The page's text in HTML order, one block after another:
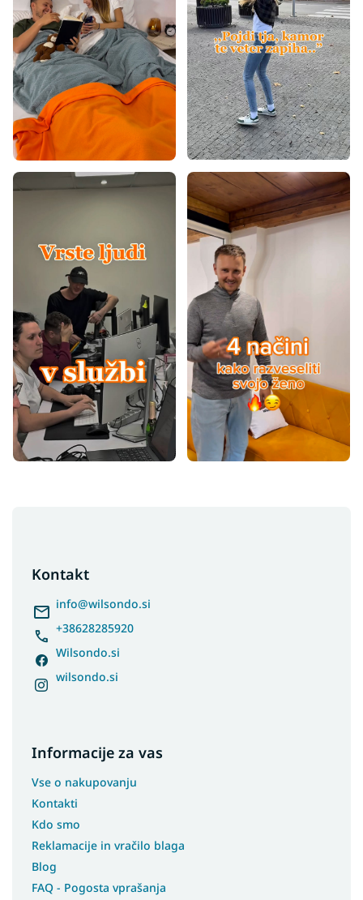
Kontakt
info@wilsondo.si
+38628285920
Wilsondo.si
wilsondo.si
Informacije za vas
Vse o nakupovanju
Kontakti
Kdo smo
Reklamacije in vračilo blaga
Blog
FAQ - Pogosta vprašanja